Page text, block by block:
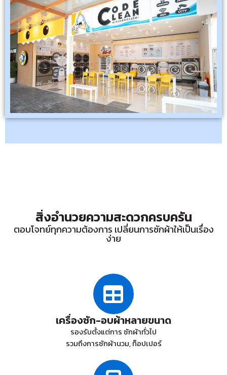
สิ่งอำนวยความสะดวกครบครัน
ตอบโจทย์ทุกความต้องการ เปลี่ยนการซักผ้าให้เป็นเรื่อง
ง่าย
เครื่องซัก-อบผ้าหลายขนาด
รองรับตั้งแต่การ ซักผ้าทั่วไป
รวมถึงการซักผ้านวม, ท็อปเปอร์